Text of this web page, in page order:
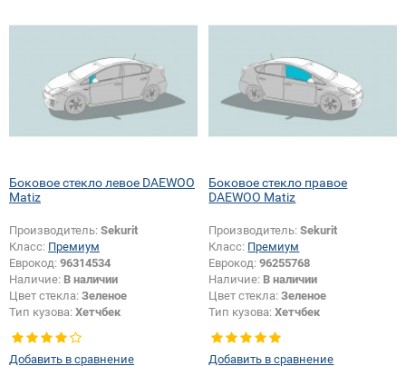
Боковое стекло левое DAEWOO
Matiz
Производитель: Sekurit
Класс: Премиум
Еврокод: 96314534
Наличие: В наличии
Цвет стекла: Зеленое
Тип кузова: Хетчбек
Добавить в сравнение
Боковое стекло правое
DAEWOO Matiz
Производитель:Sekurit
Класс: Премиум
Еврокод:96255768
Наличие: В наличии
Цвет стекла:Зеленое
Тип кузова:Хетчбек
правое
Добавить в сравнение